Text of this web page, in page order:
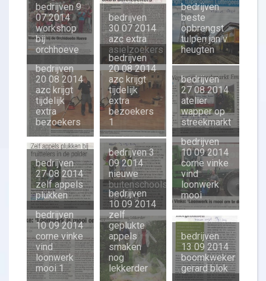
bedrijven 9
07 2014
workshop
bij
orchhoeve
bedrijven
30 07 2014
azc extra
asielzoekers
bedrijven
beste
opbrengst
tulpen jan v
heugten
bedrijven
20 08 2014
azc krijgt
tijdelijk
extra
bezoekers
bedrijven
20 08 2014
azc krijgt
tijdelijk
extra
bezoekers
1
bedrijven
27 08 2014
atelier
wapper op
streekmarkt
bedrijven
27 08 2014
zelf appels
plukken
bedrijven 3
09 2014
nieuwe
buitenschoolse
opvang
bedrijven
10 09 2014
corne vinke
vind
loonwerk
mooi
bedrijven
10 09 2014
corne vinke
vind
loonwerk
mooi 1
bedrijven
10 09 2014
zelf
geplukte
appels
smaken
nog
lekkerder
bedrijven
13 09 2014
boomkweker
gerard blok